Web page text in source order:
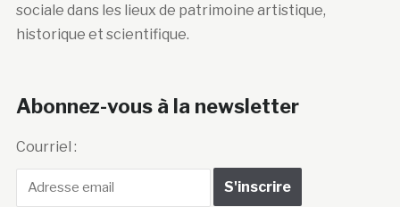
sociale dans les lieux de patrimoine artistique,
historique et scientifique.
Abonnez-vous à la newsletter
Courriel :